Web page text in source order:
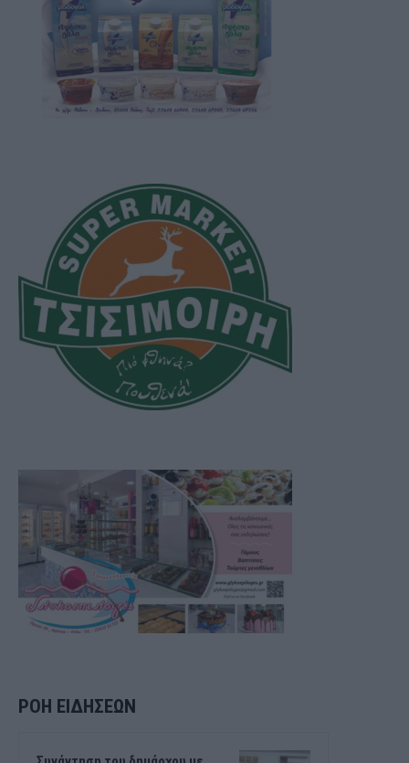
ΡΟΗ ΕΙΔΗΣΕΩΝ